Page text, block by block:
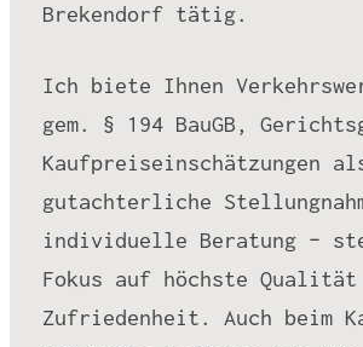
Brekendorf tätig.
Ich biete Ihnen
gem. § 194 BauGB,
Kaufpreiseinschätzungen
gutachterliche
individuelle Beratung –
Fokus auf höchste
Zufriedenheit. Auch beim